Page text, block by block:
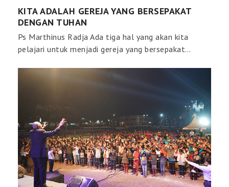
KITA ADALAH GEREJA YANG BERSEPAKAT
DENGAN TUHAN
Ps Marthinus Radja Ada tiga hal yang akan kita
pelajari untuk menjadi gereja yang bersepakat…